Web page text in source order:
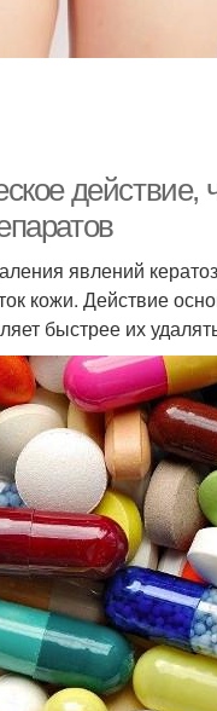
действие,
явлений
кожи. Действие
быстрее их